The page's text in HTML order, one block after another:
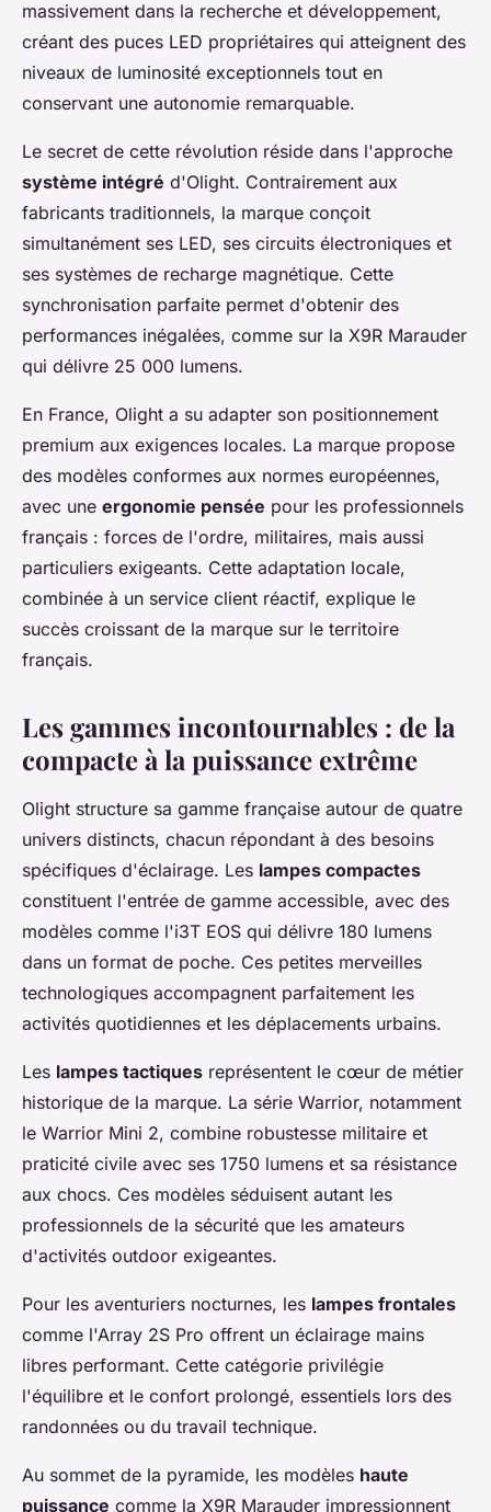
massivement dans la recherche et développement,
créant des puces LED propriétaires qui atteignent des
niveaux de luminosité exceptionnels tout en
conservant une autonomie remarquable.
Le secret de cette révolution réside dans l'approche
système intégré d'Olight. Contrairement aux
fabricants traditionnels, la marque conçoit
simultanément ses LED, ses circuits électroniques et
ses systèmes de recharge magnétique. Cette
synchronisation parfaite permet d'obtenir des
performances inégalées, comme sur la X9R Marauder
qui délivre 25 000 lumens.
En France, Olight a su adapter son positionnement
premium aux exigences locales. La marque propose
des modèles conformes aux normes européennes,
avec une ergonomie pensée pour les professionnels
français : forces de l'ordre, militaires, mais aussi
particuliers exigeants. Cette adaptation locale,
combinée à un service client réactif, explique le
succès croissant de la marque sur le territoire
français.
Les gammes incontournables : de la
compacte à la puissance extrême
Olight structure sa gamme française autour de quatre
univers distincts, chacun répondant à des besoins
spécifiques d'éclairage. Les lampes compactes
constituent l'entrée de gamme accessible, avec des
modèles comme l'i3T EOS qui délivre 180 lumens
dans un format de poche. Ces petites merveilles
technologiques accompagnent parfaitement les
activités quotidiennes et les déplacements urbains.
Les lampes tactiques représentent le cœur de métier
historique de la marque. La série Warrior, notamment
le Warrior Mini 2, combine robustesse militaire et
praticité civile avec ses 1750 lumens et sa résistance
aux chocs. Ces modèles séduisent autant les
professionnels de la sécurité que les amateurs
d'activités outdoor exigeantes.
Pour les aventuriers nocturnes, les lampes frontales
comme l'Array 2S Pro offrent un éclairage mains
libres performant. Cette catégorie privilégie
l'équilibre et le confort prolongé, essentiels lors des
randonnées ou du travail technique.
Au sommet de la pyramide, les modèles haute
puissance comme la X9R Marauder impressionnent